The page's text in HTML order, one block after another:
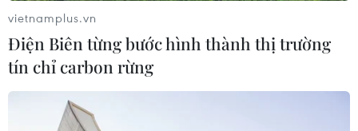
lượng
06/08/2026 02:12
công ty vàng bạc đá quý
vietnamplus.vn
Điện Biên từng bước hình thành thị trường
tín chỉ carbon rừng